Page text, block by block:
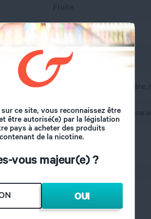
Cassis
France
propylène glycol, glycérine
80/20
ce site, vous reconnaissez être
être autorisé(e) par la législation
pays à acheter des produits
contenant de la nicotine.
vous majeur(e) ?
OUI